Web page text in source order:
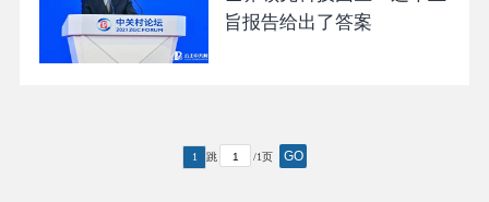
旨报告给出了答案
1 跳 /1页 GO